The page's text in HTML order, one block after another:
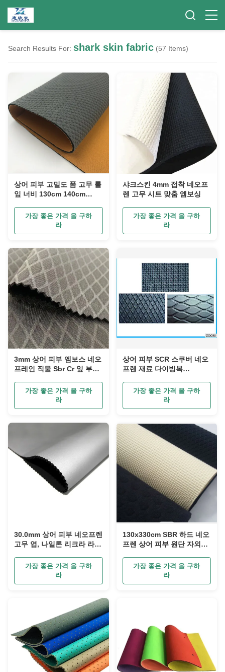
Search Results For: shark skin fabric (57 Items)
상어 피부 고밀도 폼 고무 롤
잎 너비 130cm 140cm
가장 좋은 가격 을 구하
라
샤크스킨 4mm 접착 네오프
렌 고무 시트 맞춤 엠보싱
가장 좋은 가격 을 구하
라
3mm 상어 피부 엠보스 네오
프레인 직물 Sbr Cr 잎 부드
가장 좋은 가격 을 구하
라
상어 피부 SCR 스쿠버 네오
프렌 재료 다이빙복
가장 좋은 가격 을 구하
라
30.0mm 상어 피부 네오프렌
고무 엽, 나일론 리크라 라미
가장 좋은 가격 을 구하
라
130x330cm SBR 하드 네오
프렌 상어 피부 원단 자외선
가장 좋은 가격 을 구하
라